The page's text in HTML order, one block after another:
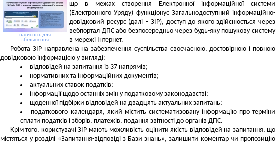
натисніть для
збільшення
що в межах створення Електронної інформаційної системи
(Електронного Уряду) функціонує Загальнодоступний інформаційно-
довідковий ресурс (далі – ЗІР), доступ до якого здійснюється через
вебпортал ДПС або безпосередньо через будь-яку пошукову систему
в мережі Інтернет.
Робота ЗІР направлена на забезпечення суспільства своєчасною, достовірною і повною
довідковою інформацією у вигляді:
відповідей на запитання із 37 напрямів;
нормативних та інформаційних документів;
актуальних ставок податків;
інформації щодо останніх змін у податковому законодавстві;
щоденної підбірки відповідей на двадцять актуальних запитань;
податкового календаря, який містить систематизовану інформацію про терміни
сплати податків і зборів, платежів, подання звітності до органів ДПС.
Крім того, користувачі ЗІР мають можливість оцінити якість відповідей на запитання, що
містяться у розділі «Запитання-відповіді з Бази знань», залишити коментар чи пропозицію